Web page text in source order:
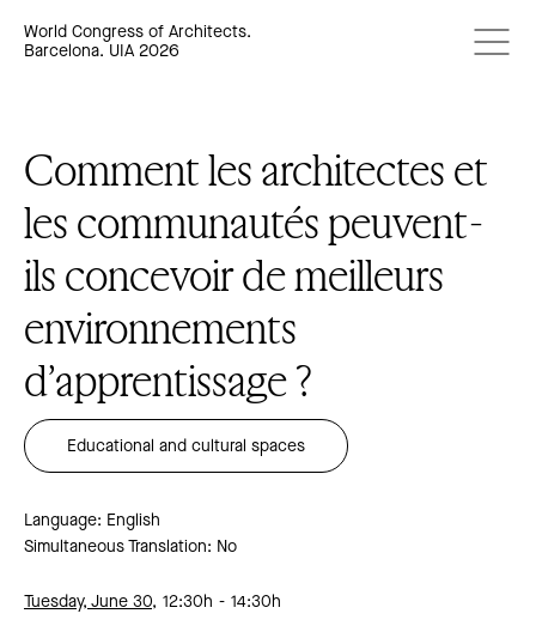
World Congress of Architects.
Barcelona. UIA 2026
Comment les architectes et
les communautés peuvent-
ils concevoir de meilleurs
environnements
d’apprentissage ?
Educational and cultural spaces
Language: English
Simultaneous Translation: No
Tuesday, June 30, 12:30h 14:30h